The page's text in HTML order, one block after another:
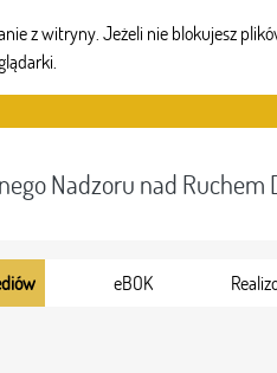
witryny. Jeżeli nie blokujesz
Nadzoru nad Ruchem
eBOK